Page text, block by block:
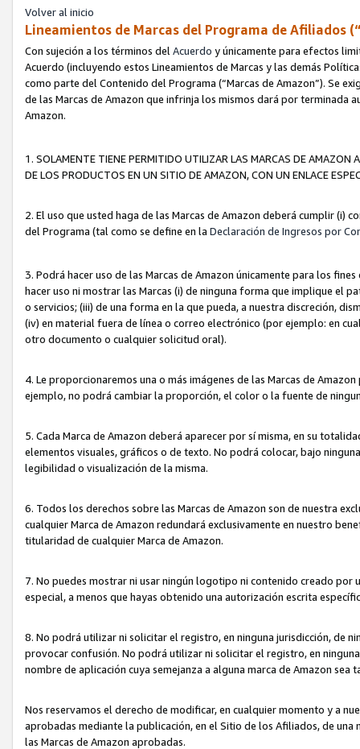
Volver al inicio
Lineamientos de Marcas del Programa de Afiliados
Con sujeción a los términos del Acuerdo y únicamente para efectos
Acuerdo (incluyendo estos Lineamientos de Marcas y las demás
como parte del Contenido del Programa (“Marcas de Amazon”). Se
de las Marcas de Amazon que infrinja los mismos dará por terminada
Amazon.
1. SOLAMENTE TIENE PERMITIDO UTILIZAR LAS MARCAS DE
DE LOS PRODUCTOS EN UN SITIO DE AMAZON, CON UN ENLACE
2. El uso que usted haga de las Marcas de Amazon deberá cumplir (i)
del Programa (tal como se define en la Declaración de Ingresos por
3. Podrá hacer uso de las Marcas de Amazon únicamente para los
hacer uso ni mostrar las Marcas (i) de ninguna forma que implique el
o servicios; (iii) de una forma en la que pueda, a nuestra discreción,
(iv) en material fuera de línea o correo electrónico (por ejemplo: en
otro documento o cualquier solicitud oral).
4. Le proporcionaremos una o más imágenes de las Marcas de
ejemplo, no podrá cambiar la proporción, el color o la fuente de
5. Cada Marca de Amazon deberá aparecer por sí misma, en su
elementos visuales, gráficos o de texto. No podrá colocar, bajo
legibilidad o visualización de la misma.
6. Todos los derechos sobre las Marcas de Amazon son de nuestra
cualquier Marca de Amazon redundará exclusivamente en nuestro
titularidad de cualquier Marca de Amazon.
7. No puedes mostrar ni usar ningún logotipo ni contenido creado por
especial, a menos que hayas obtenido una autorización escrita
8. No podrá utilizar ni solicitar el registro, en ninguna jurisdicción, de
provocar confusión. No podrá utilizar ni solicitar el registro, en
nombre de aplicación cuya semejanza a alguna marca de Amazon
Nos reservamos el derecho de modificar, en cualquier momento y a
aprobadas mediante la publicación, en el Sitio de los Afiliados, de
las Marcas de Amazon aprobadas.